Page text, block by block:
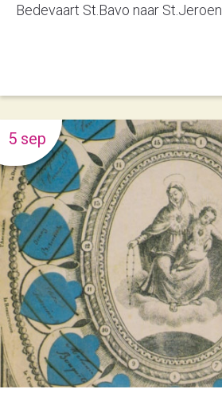
Bedevaart St.Bavo naar St.Jeroen
5 sep